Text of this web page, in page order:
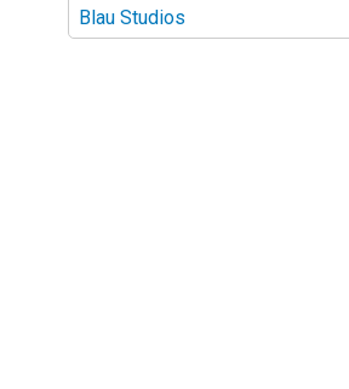
Blau Studios
Blazing Fox Games